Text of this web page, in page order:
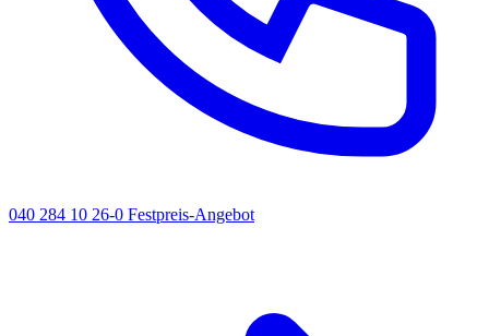
040 284 10 26-0 Festpreis-Angebot